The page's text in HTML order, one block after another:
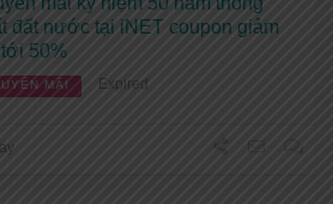
đất nước tại iNET coupon giảm
50%
MÃI Expired